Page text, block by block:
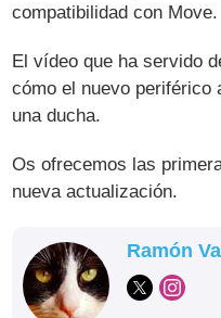
compatibilidad con Move.
El vídeo que ha servido
cómo el nuevo periférico
una ducha.
Os ofrecemos las
nueva actualización.
Ramón